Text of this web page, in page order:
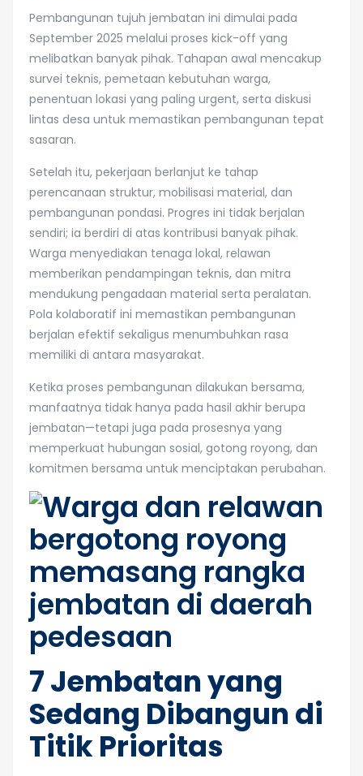
Pembangunan tujuh jembatan ini dimulai pada
September 2025 melalui proses kick-off yang
melibatkan banyak pihak. Tahapan awal mencakup
survei teknis, pemetaan kebutuhan warga,
penentuan lokasi yang paling urgent, serta diskusi
lintas desa untuk memastikan pembangunan tepat
sasaran.
Setelah itu, pekerjaan berlanjut ke tahap
perencanaan struktur, mobilisasi material, dan
pembangunan pondasi. Progres ini tidak berjalan
sendiri; ia berdiri di atas kontribusi banyak pihak.
Warga menyediakan tenaga lokal, relawan
memberikan pendampingan teknis, dan mitra
mendukung pengadaan material serta peralatan.
Pola kolaboratif ini memastikan pembangunan
berjalan efektif sekaligus menumbuhkan rasa
memiliki di antara masyarakat.
Ketika proses pembangunan dilakukan bersama,
manfaatnya tidak hanya pada hasil akhir berupa
jembatan—tetapi juga pada prosesnya yang
memperkuat hubungan sosial, gotong royong, dan
komitmen bersama untuk menciptakan perubahan.
7 Jembatan yang
Sedang Dibangun di
Titik Prioritas